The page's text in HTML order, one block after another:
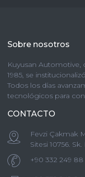
Sobre nosotros
Kuyusan
1985, se
Todos los días
tecnológicos para
CONTACTO
Fevzi Çakmak
Sitesi 10756.
+90 332 249